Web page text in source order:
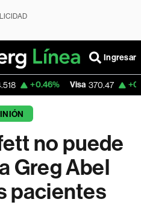
Ingresar
Visa 370.47 +0.52%
no puede
Greg Abel
pacientes